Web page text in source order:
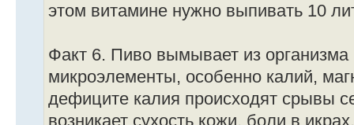
этом витамине нужно выпивать 10
Факт 6. Пиво вымывает из
микроэлементы, особенно калий,
дефиците калия происходят срывы
возникает сухость кожи, боли в